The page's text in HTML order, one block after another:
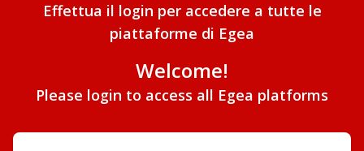
Effettua il login per accedere a tutte le
piattaforme di Egea
Welcome!
Please login to access all Egea platforms